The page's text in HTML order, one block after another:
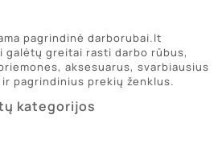
pagrindinė darborubai.lt
greitai rasti darbo rūbus,
aksesuarus, svarbiausius
pagrindinius prekių ženklus.
kategorijos